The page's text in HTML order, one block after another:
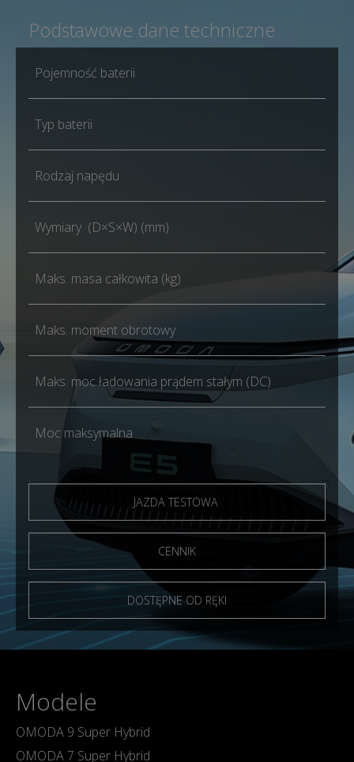
Podstawowe dane techniczne
Pojemność baterii
Typ baterii
Rodzaj napędu
Wymiary (D×S×W) (mm)
Maks. masa całkowita (kg)
Maks. moment obrotowy
Maks. moc ładowania prądem stałym (DC)
Moc maksymalna
JAZDA TESTOWA
CENNIK
DOSTĘPNE OD RĘKI
Modele
OMODA 9 Super Hybrid
OMODA 7 Super Hybrid